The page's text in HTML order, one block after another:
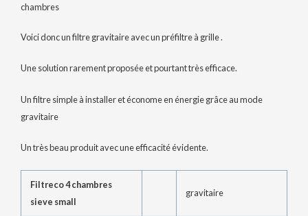
chambres
Voici donc un filtre gravitaire avec un préfiltre à grille .
Une solution rarement proposée et pourtant très efficace.
Un filtre simple à installer et économe en énergie grâce au mode
gravitaire
Un très beau produit avec une efficacité évidente.
Filtreco 4 chambres
sieve small
gravitaire